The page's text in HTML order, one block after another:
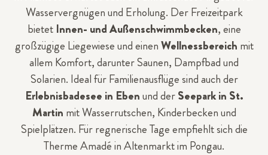
Wasservergnügen und Erholung. Der Freizeitpark
bietet Innen- und Außenschwimmbecken, eine
großzügige Liegewiese und einenWellnessbereich mit
allem Komfort, darunter Saunen, Dampfbad und
Solarien. Ideal für Familienausflüge sind auch der
Erlebnisbadesee in Ebenund derSeepark in St.
Martin mit Wasserrutschen, Kinderbecken und
Spielplätzen. Für regnerische Tage empfiehlt sich die
Therme Amadé in Altenmarkt im Pongau.